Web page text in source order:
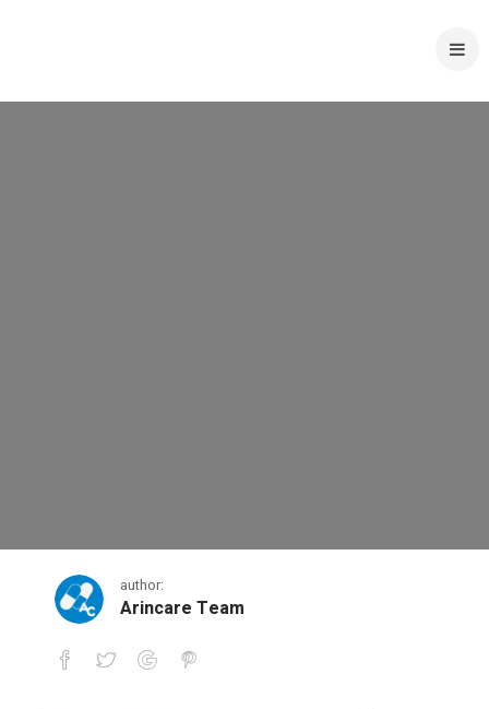
15 author:
Arincare Team